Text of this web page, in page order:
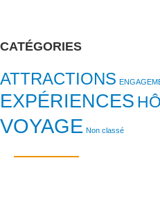
CATÉGORIES
ATTRACTIONS
EXPÉRIENCES
VOYAGE Non classé